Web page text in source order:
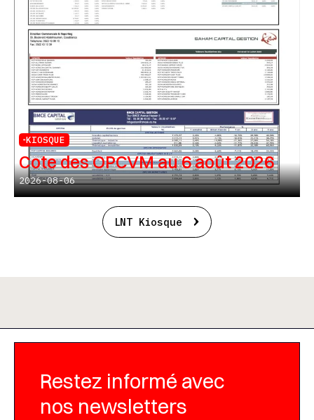
KIOSQUE
Cote des OPCVM au 6 août 2026
2026-08-06
LNT Kiosque
Restez informé avec
nos newsletters